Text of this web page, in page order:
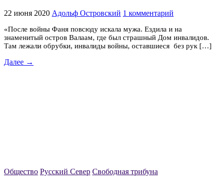
22 июня 2020 Адольф Островский 1 комментарий
«После войны Фаня повсюду искала мужа. Ездила и на
знаменитый остров Валаам, где был страшный Дом инвалидов.
Там лежали обрубки, инвалиды войны, оставшиеся без рук […]
Далее →
Общество Русский Север Свободная трибуна